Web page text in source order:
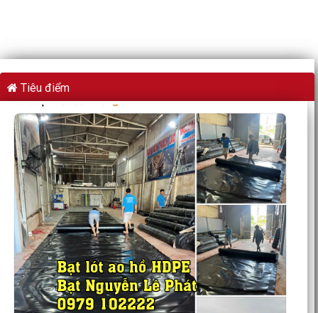
Tiêu điểm